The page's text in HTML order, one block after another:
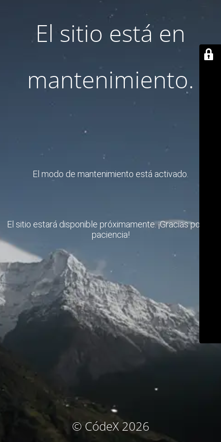
El sitio está en
mantenimiento.
El modo de mantenimiento está activado.
El sitio estará disponible próximamente. ¡Gracias por su
paciencia!
© CódeX 2026